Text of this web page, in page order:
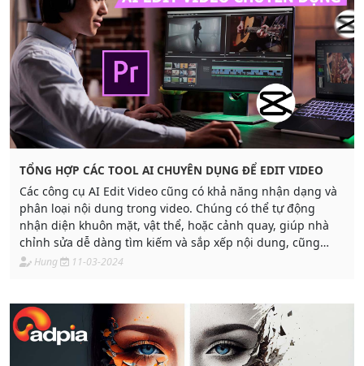
TỔNG HỢP CÁC TOOL AI CHUYÊN DỤNG ĐỂ EDIT VIDEO
Các công cụ AI Edit Video cũng có khả năng nhận dạng và
phân loại nội dung trong video. Chúng có thể tự động
nhận diện khuôn mặt, vật thể, hoặc cảnh quay, giúp nhà
chỉnh sửa dễ dàng tìm kiếm và sắp xếp nội dung, cũng
như áp dụng các hiệu chỉnh tự động dựa trên nội dung.
Hung 11-03-2024